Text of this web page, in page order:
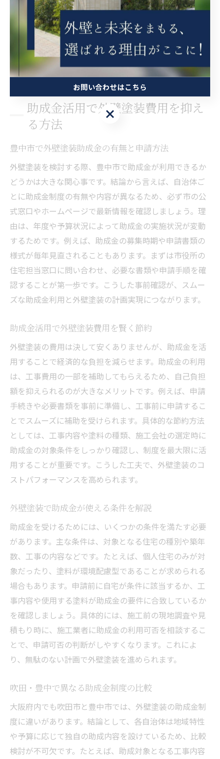
だけでなく、長期的な住まいの保護にも直結するからで
す。例えば、施工実績や口コミを確認し、複数業者の提
案を比較することで、納得のいく選択が可能となりま
す。最終的には、信頼性とコストパフォーマンスを両立
させた業者選びが満足度につながります。
助成金活用で外壁塗装費用を抑え
る方法
豊中市で外壁塗装助成金の有無と申請方法
外壁塗装を検討する際、豊中市で助成金が利用できるか
どうかは大きな関心事です。結論から言えば、自治体ご
とに助成金制度の有無や内容が異なるため、必ず市の公
式窓口やホームページで最新情報を確認しましょう。理
由は、年度や予算状況によって助成金の実施状況が変動
するためです。例えば、助成金の募集時期や申請書類の
様式が毎年見直されることもあります。まずは市役所の
住宅担当窓口に問い合わせ、必要な書類や申請手順を確
認することが第一歩です。こうした事前確認が、スムー
ズな助成金利用と外壁塗装の計画実現につながります。
助成金活用で外壁塗装費用を賢く節約
外壁塗装の費用は決して安くありませんが、助成金を活
用することで経済的な負担を減らせます。助成金の利用
は、工事費用の一部を補助してもらえるため、自己負担
額を抑えられるのが大きなメリットです。例えば、申請
手続きや必要書類を事前に準備し、工事前に申請するこ
とでスムーズに補助を受けられます。具体的な節約方法
としては、工事内容や塗料の種類、施工会社の選定時に
助成金の対象条件をしっかり確認し、制度を最大限に活
用することが重要です。こうした工夫で、外壁塗装のコ
ストパフォーマンスを高められます。
外壁塗装で助成金が使える条件を解説
助成金を受けるためには、いくつかの条件を満たす必要
があります。主な条件は、対象となる住宅の種別や築年
数、工事の内容などです。たとえば、個人住宅のみが対
象だったり、塗料が環境配慮型であることが求められる
場合もあります。申請前に自宅が条件に該当するか、工
事内容や使用する塗料が助成金の要件に合致しているか
を確認しましょう。具体的には、施工前の現地調査や見
積もり時に、施工業者に助成金の利用可否を相談するこ
とで、申請可否の判断がしやすくなります。これによ
り、無駄のない計画で外壁塗装を進められます。
吹田・豊中で異なる助成金制度の比較
大阪府内でも吹田市と豊中市では、外壁塗装の助成金制
度に違いがあります。結論として、各自治体は地域特性
や予算に応じて独自の助成内容を設けているため、比較
検討が不可欠です。たとえば、助成対象となる工事内容
お問い合わせはこちら
お問い合わせはこちら